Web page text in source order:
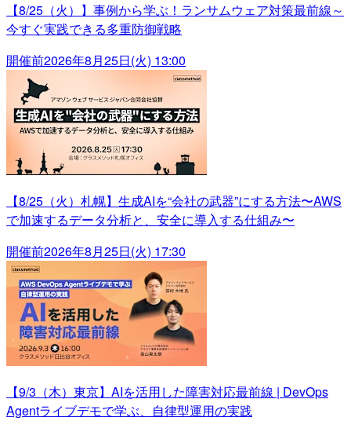
【8/25（火）】事例から学ぶ！ランサムウェア対策最前線～
今すぐ実践できる多重防御戦略
開催前2026年8月25日(火) 13:00
【8/25（火）札幌】生成AIを“会社の武器”にする方法〜AWS
で加速するデータ分析と、安全に導入する仕組み〜
開催前2026年8月25日(火) 17:30
【9/3（木）東京】AIを活用した障害対応最前線 | DevOps
Agentライブデモで学ぶ、自律型運用の実践